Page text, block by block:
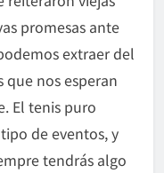
promesas ante
extraer del
que nos esperan
El tenis puro
de eventos, y
tendrás algo